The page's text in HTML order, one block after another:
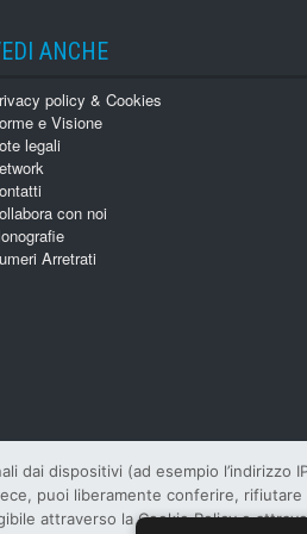
ANCHE
policy & Cookies
e Visione
legali
con noi
Arretrati
: 1124-4402 –R.O.C.
dispositivi (ad esempio l’indirizzo
puoi liberamente conferire,
attraverso la Cookie Policy o